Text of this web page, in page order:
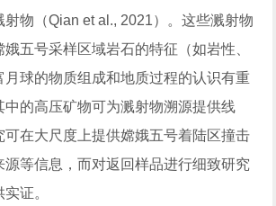
射物（Qian et al., 2021）。这些溅射物
五号采样区域岩石的特征（如岩性、
月球的物质组成和地质过程的认识有重
中的高压矿物可为溅射物溯源提供线
可在大尺度上提供嫦娥五号着陆区撞击
源等信息，而对返回样品进行细致研究
证。